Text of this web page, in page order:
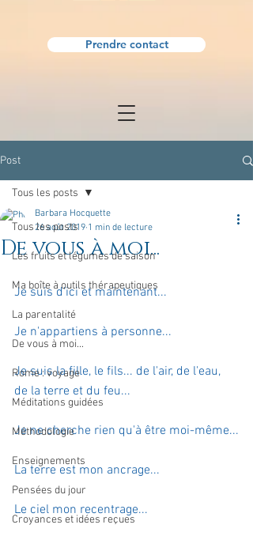
Prendre contact
Post
Tous les posts
Les fruits et légumes de saison
Ma boîte à outils thérapeutiques
La parentalité
De vous à moi...
Rome : voyage
Méditations guidées
Méthodologie
Enseignements
Pensées du jour
Croyances et idées reçues
Tous les posts
De vous à moi...
Barbara Hocquette
26 août 2019 1 min de lecture
Je suis d'ici et maintenant...
Je n'appartiens à personne...
Je suis la fille, le fils... de l'air, de l'eau,
de la terre et du feu...
Je ne cherche rien qu'à être moi-même...
La terre est mon ancrage...
Le ciel mon recentrage...